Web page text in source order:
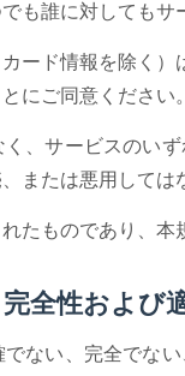
も誰に対してもサ
ード情報を除く
にご同意くださ
、サービスのい
または悪用しては
たものであり、
全性および
ない、完全でな